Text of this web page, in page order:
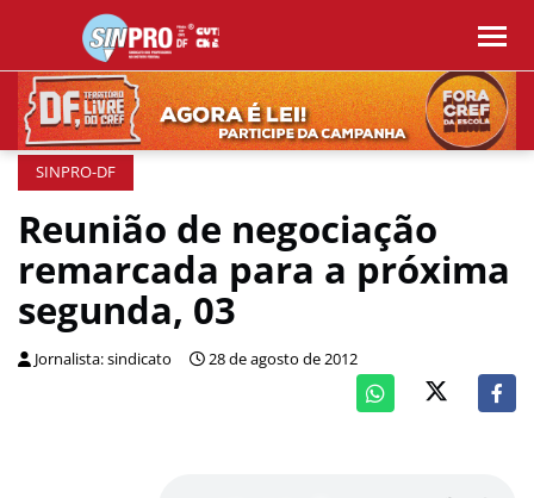
SINPRO-DF
Reunião de negociação
remarcada para a próxima
segunda, 03
Jornalista: sindicato 28 de agosto de 2012